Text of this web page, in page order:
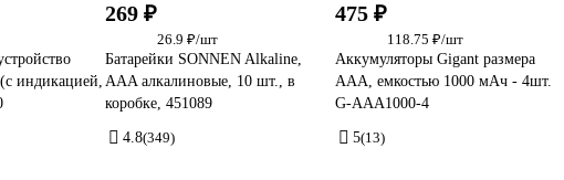
индикацией,
269 ₽
26.9 ₽/шт
Батарейки SONNEN Alkaline,
AAA алкалиновые, 10 шт., в
коробке, 451089
4.8(349)
475 ₽
118.75 ₽/шт
Аккумуляторы Gigant размера
ААA, емкостью 1000 мАч - 4шт.
G-AAA1000-4
5(13)